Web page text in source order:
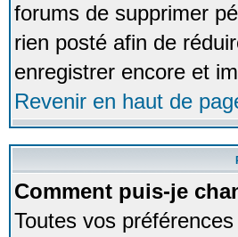
forums de supprimer
rien posté afin de
enregistrer encore et
Revenir en haut de
Comment puis-je
Toutes vos